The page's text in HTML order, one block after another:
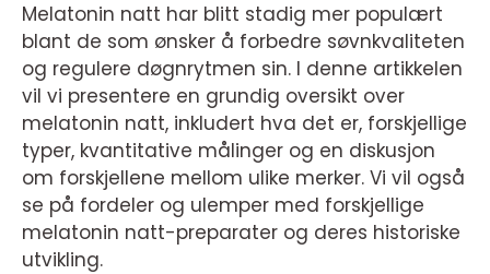
Melatonin natt har blitt stadig mer populært
blant de som ønsker å forbedre søvnkvaliteten
og regulere døgnrytmen sin. I denne artikkelen
vil vi presentere en grundig oversikt over
melatonin natt, inkludert hva det er, forskjellige
typer, kvantitative målinger og en diskusjon
om forskjellene mellom ulike merker. Vi vil også
se på fordeler og ulemper med forskjellige
melatonin natt-preparater og deres historiske
utvikling.